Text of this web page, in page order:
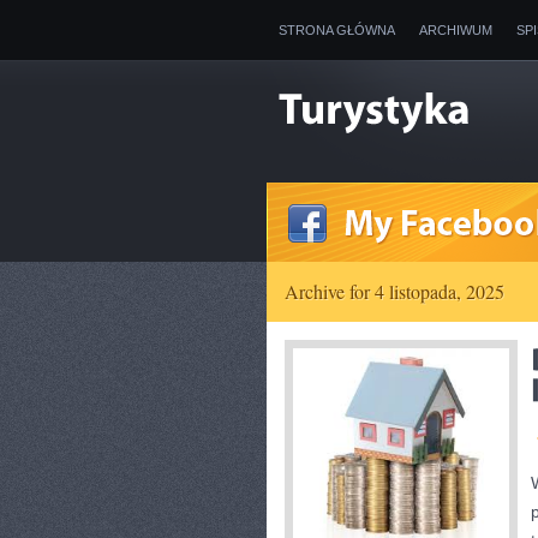
STRONA GŁÓWNA ARCHIWUM
Archive for 4 listopada, 2025